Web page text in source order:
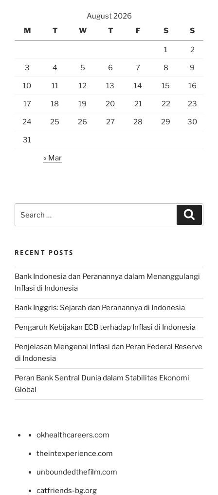
August 2026
M
T W T F S S
1 2
3 4 5 6 7 8 9
10 11 12 13 14 15 16
17 18 19 20 21 22 23
24 25 26 27 28 29 30
31
« Mar
for:
RECENT POSTS
Bank Indonesia dan Peranannya dalam Menanggulangi
Inflasi di Indonesia
Bank Inggris: Sejarah dan Peranannya di Indonesia
Pengaruh Kebijakan ECB terhadap Inflasi di Indonesia
Penjelasan Mengenai Inflasi dan Peran Federal Reserve
di Indonesia
Peran Bank Sentral Dunia dalam Stabilitas Ekonomi
Global
okhealthcareers.com
theintexperience.com
unboundedthefilm.com
catfriends-bg.org